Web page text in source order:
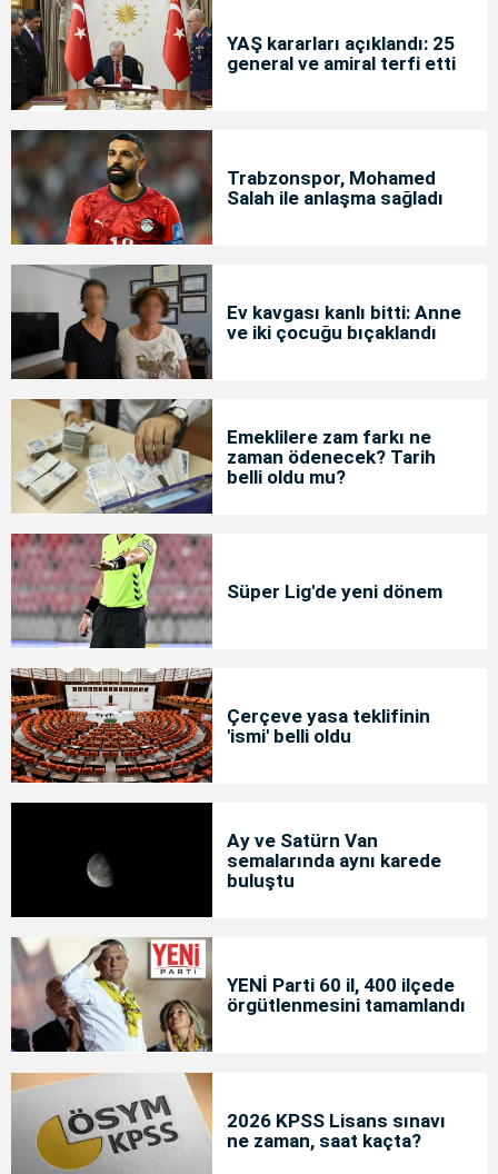
YAŞ kararları açıklandı: 25
general ve amiral terfi etti
Trabzonspor, Mohamed
Salah ile anlaşma sağladı
Ev kavgası kanlı bitti: Anne
ve iki çocuğu bıçaklandı
Emeklilere zam farkı ne
zaman ödenecek? Tarih
belli oldu mu?
Süper Lig'de yeni dönem
Çerçeve yasa teklifinin
'ismi' belli oldu
Ay ve Satürn Van
semalarında aynı karede
buluştu
YENİ Parti 60 il, 400 ilçede
örgütlenmesini tamamlandı
2026 KPSS Lisans sınavı
ne zaman, saat kaçta?